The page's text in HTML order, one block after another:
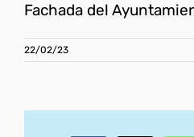
Fachada del
22/02/23